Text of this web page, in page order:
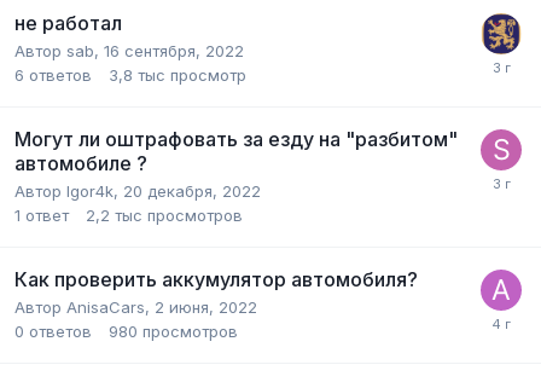
не работал
Автор sab, 16 сентября, 2022
6 ответов 3,8 тыс просмотр
Могут ли оштрафовать за езду на "разбитом"
автомобиле ?
Автор Igor4k, 20 декабря, 2022
1 ответ 2,2 тыс просмотров
Как проверить аккумулятор автомобиля?
Автор AnisaCars, 2 июня, 2022
0 ответов 980 просмотров